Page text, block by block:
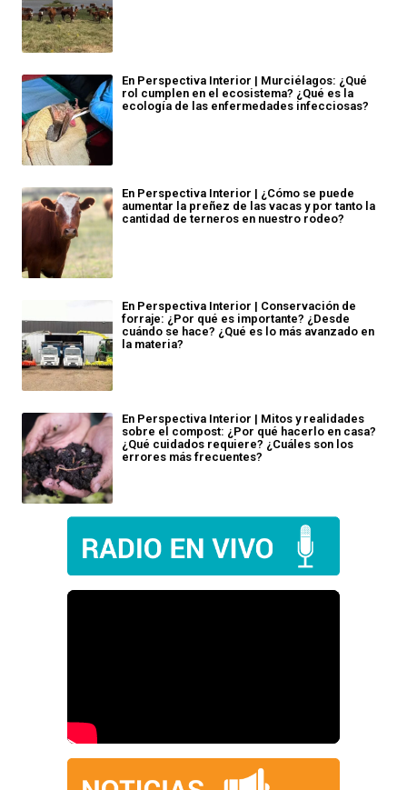
En Perspectiva Interior | Murciélagos: ¿Qué
rol cumplen en el ecosistema? ¿Qué es la
ecología de las enfermedades infecciosas?
En Perspectiva Interior | ¿Cómo se puede
aumentar la preñez de las vacas y por tanto la
cantidad de terneros en nuestro rodeo?
En Perspectiva Interior | Conservación de
forraje: ¿Por qué es importante? ¿Desde
cuándo se hace? ¿Qué es lo más avanzado en
la materia?
En Perspectiva Interior | Mitos y realidades
sobre el compost: ¿Por qué hacerlo en casa?
¿Qué cuidados requiere? ¿Cuáles son los
errores más frecuentes?